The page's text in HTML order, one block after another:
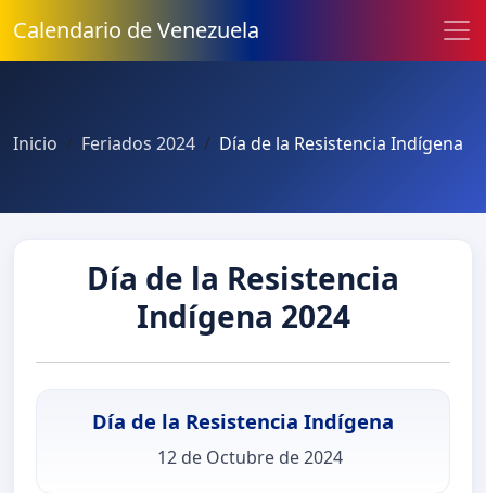
Calendario de Venezuela
Inicio Feriados 2024 Día de la Resistencia Indígena
Día de la Resistencia
Indígena 2024
Día de la Resistencia Indígena
12 de Octubre de 2024